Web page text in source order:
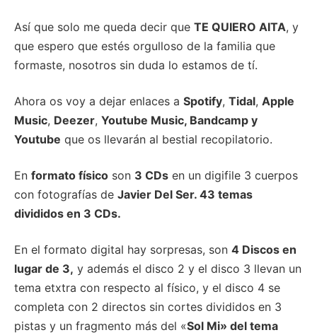
Así que solo me queda decir que TE QUIERO AITA, y
que espero que estés orgulloso de la familia que
formaste, nosotros sin duda lo estamos de tí.
Ahora os voy a dejar enlaces a Spotify, Tidal, Apple
Music, Deezer, Youtube Music, Bandcamp y
Youtube que os llevarán al bestial recopilatorio.
En formato físico son 3 CDs en un digifile 3 cuerpos
con fotografías de Javier Del Ser. 43 temas
divididos en 3 CDs.
En el formato digital hay sorpresas, son 4 Discos en
lugar de 3, y además el disco 2 y el disco 3 llevan un
tema etxtra con respecto al físico, y el disco 4 se
completa con 2 directos sin cortes divididos en 3
pistas y un fragmento más del «Sol Mi» del tema